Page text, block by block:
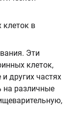
в
Эти
клеток,
других частях
на различные